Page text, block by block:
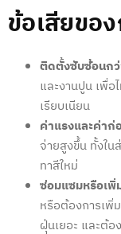
ข้อเสียขอ
ติดตั้งซับซ้อนก
และงานปูน เพื่อ
เรียบเนียน
ค่าแรงและค่าก่
จ่ายสูงขึ้น ทั้งใ
ทาสีใหม่
ซ่อมแซมหรือเพิ่
หรือต้องการเพิ่
ฝุ่นเยอะ และต้อ